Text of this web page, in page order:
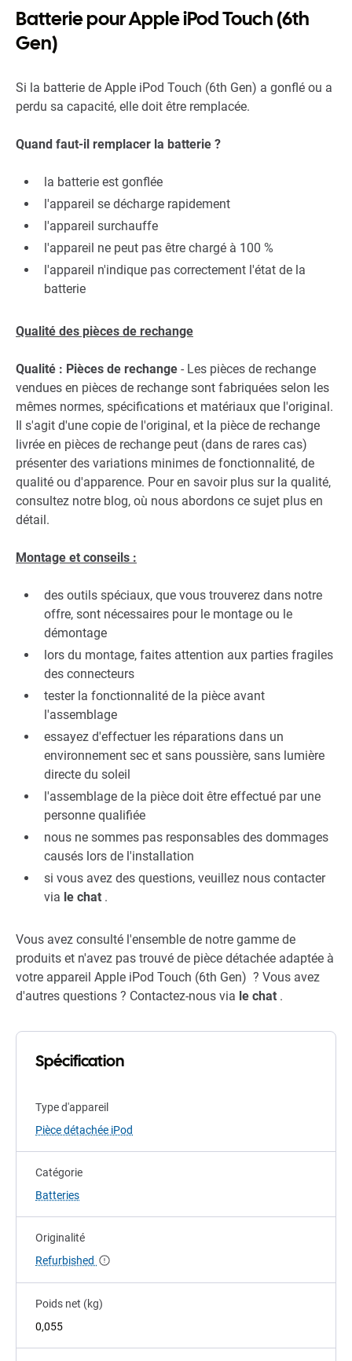
Batterie pour Apple iPod Touch (6th
Gen)
Si la batterie de Apple iPod Touch (6th Gen) a gonflé ou a
perdu sa capacité, elle doit être remplacée.
Quand faut-il remplacer la batterie ?
la batterie est gonflée
l'appareil se décharge rapidement
l'appareil surchauffe
l'appareil ne peut pas être chargé à 100 %
l'appareil n'indique pas correctement l'état de la
batterie
Qualité des pièces de rechange
Qualité : Pièces de rechange - Les pièces de rechange
vendues en pièces de rechange sont fabriquées selon les
mêmes normes, spécifications et matériaux que l'original.
Il s'agit d'une copie de l'original, et la pièce de rechange
livrée en pièces de rechange peut (dans de rares cas)
présenter des variations minimes de fonctionnalité, de
qualité ou d'apparence. Pour en savoir plus sur la qualité,
consultez notre blog, où nous abordons ce sujet plus en
détail.
Montage et conseils :
des outils spéciaux, que vous trouverez dans notre
offre, sont nécessaires pour le montage ou le
démontage
lors du montage, faites attention aux parties fragiles
des connecteurs
tester la fonctionnalité de la pièce avant
l'assemblage
essayez d'effectuer les réparations dans un
environnement sec et sans poussière, sans lumière
directe du soleil
l'assemblage de la pièce doit être effectué par une
personne qualifiée
nous ne sommes pas responsables des dommages
causés lors de l'installation
si vous avez des questions, veuillez nous contacter
via le chat .
Vous avez consulté l'ensemble de notre gamme de
produits et n'avez pas trouvé de pièce détachée adaptée à
votre appareil Apple iPod Touch (6th Gen) ? Vous avez
d'autres questions ? Contactez-nous via le chat .
Spécification
Type d'appareil
Pièce détachée iPod
Catégorie
Batteries
Originalité
Refurbished
Poids net (kg)
0,055